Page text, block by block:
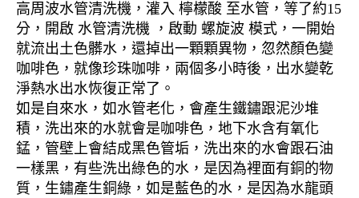
高周波水管清洗機，灌入 檸檬酸 至水管，等了約15
分，開啟 水管清洗機 ，啟動 螺旋波 模式，一開始
就流出土色髒水，還掉出一顆顆異物，忽然顏色變
咖啡色，就像珍珠咖啡，兩個多小時後，出水變乾
淨熱水出水恢復正常了。
如是自來水，如水管老化，會產生鐵鏽跟泥沙堆
積，洗出來的水就會是咖啡色，地下水含有氧化
錳，管壁上會結成黑色管垢，洗出來的水會跟石油
一樣黑，有些洗出綠色的水，是因為裡面有銅的物
質，生鏽產生銅綠，如是藍色的水，是因為水龍頭